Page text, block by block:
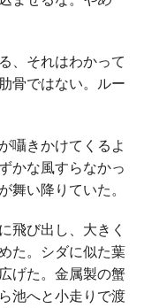
、それはわかって
骨ではない。ルー
囁きかけてくるよ
かな風すらなかっ
舞い降りていた。
飛び出し、大きく
た。シダに似た葉
げた。金属製の蟹
池へと小走りで渡